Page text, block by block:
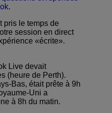
.
pris le temps de
session en direct
«écrite».
Live devait
(heure de Perth).
Bas, était prête à 9h
Uni a
à 8h du matin.